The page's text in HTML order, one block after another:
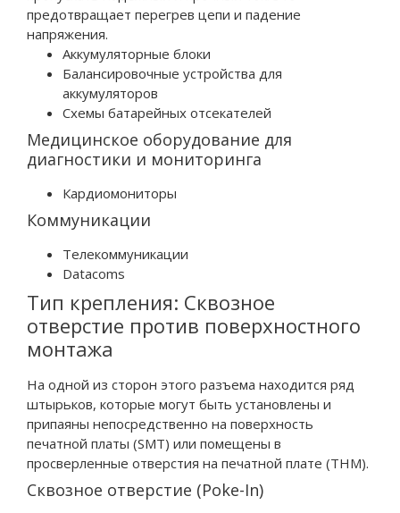
предотвращает перегрев цепи и падение
напряжения.
Аккумуляторные блоки
Балансировочные устройства для
аккумуляторов
Схемы батарейных отсекателей
Медицинское оборудование для
диагностики и мониторинга
Кардиомониторы
Коммуникации
Телекоммуникации
Datacoms
Тип крепления: Сквозное
отверстие против поверхностного
монтажа
На одной из сторон этого разъема находится ряд
штырьков, которые могут быть установлены и
припаяны непосредственно на поверхность
печатной платы (SMT) или помещены в
просверленные отверстия на печатной плате (THM).
Сквозное отверстие (Poke-In)